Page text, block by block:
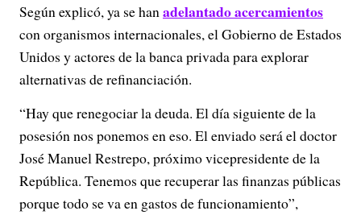
Según explicó, ya se hanadelantado acercamientos
con organismos internacionales, el Gobierno de Estados
Unidos y actores de la banca privada para explorar
alternativas de refinanciación.
“Hay que renegociar la deuda. El día siguiente de la
posesión nos ponemos en eso. El enviado será el doctor
José Manuel Restrepo, próximo vicepresidente de la
República. Tenemos que recuperar las finanzas públicas
porque todo se va en gastos de funcionamiento”,